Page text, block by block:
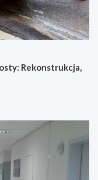
Rekonstrukcja,